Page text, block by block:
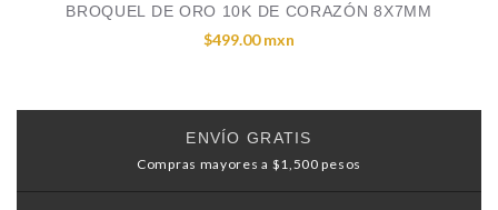
BROQUEL DE ORO 10K DE CORAZÓN 8X7MM
$499.00 mxn
ENVÍO GRATIS
Compras mayores a $1,500 pesos